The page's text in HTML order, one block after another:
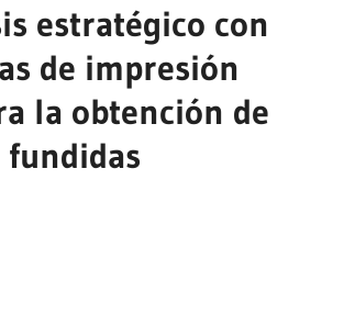
estratégico con
de impresión
la obtención de
fundidas